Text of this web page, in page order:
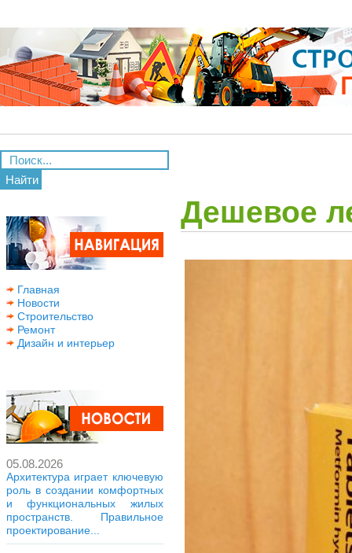
Найти
Главная
Новости
Строительство
Ремонт
Дизайн и интерьер
05.08.2026
Архитектура играет ключевую
роль в создании комфортных
и функциональных жилых
пространств. Правильное
проектирование...
Дешевое